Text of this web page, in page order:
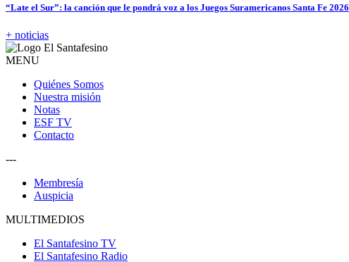
“Late el Sur”: la canción que le pondrá voz a los Juegos Suramericanos Santa Fe 2026
+ noticias
MENU
Quiénes Somos
Nuestra misión
Notas
ESF TV
Contacto
---
Membresía
Auspicia
MULTIMEDIOS
El Santafesino TV
El Santafesino Radio